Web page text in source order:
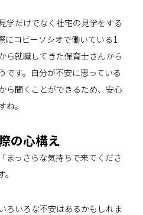
学だけでなく社宅の見学をする
にコビーソシオで働いている1
ら就職してきた保育士さんから
です。自分が不安に思っている
ら聞くことができるため、安心
。
の心構え
まっさらな気持ちで来てくださ
ろいろな不安はあるかもしれま